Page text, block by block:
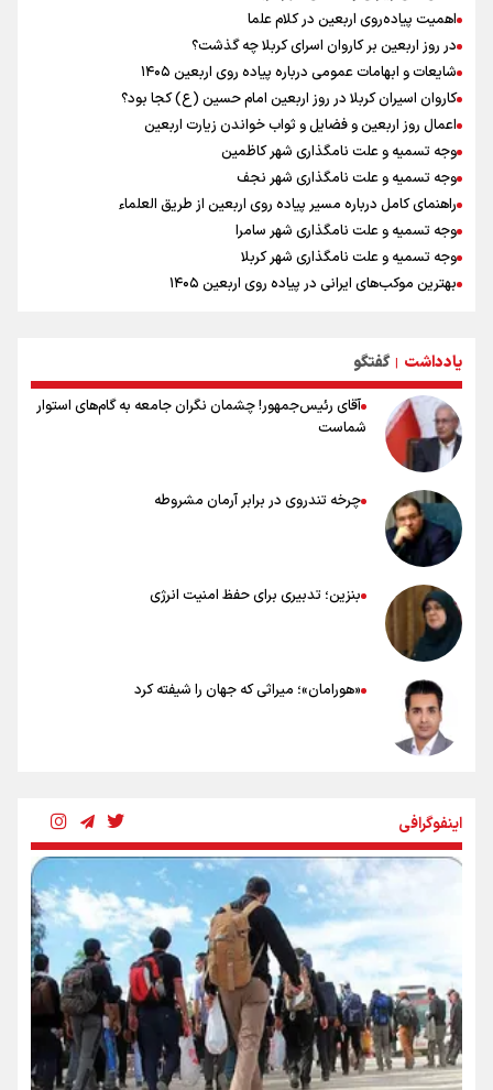
المپیک برسم
ونس: ایرانی‌ها مذاکره‌کنندگان سرسختی هستند
وقتی از وفاق صحبت می‌کنم، منظورم مردم هستند/ مسیر اصلاحات آغاز
شده و متوقف نخواهد شد
اهمیت پیاده‌روی اربعین در کلام علما
در روز اربعین بر کاروان اسرای کربلا چه گذشت؟
شایعات و ابهامات عمومی درباره پیاده روی اربعین ۱۴۰۵
کاروان اسیران کربلا در روز اربعین امام حسین (ع) کجا بود؟
اعمال روز اربعین و فضایل و ثواب خواندن زیارت اربعین
وجه تسمیه و علت نامگذاری شهر کاظمین
وجه تسمیه و علت نامگذاری شهر نجف
راهنمای کامل درباره مسیر پیاده روی اربعین از طریق العلماء
وجه تسمیه و علت نامگذاری شهر سامرا
وجه تسمیه و علت نامگذاری شهر کربلا
بهترین موکب‌های ایرانی در پیاده روی اربعین ۱۴۰۵
۲۰ نکته دوستانه درباره پیاده روی اربعین و عراقی ها
یادداشت | گفتگو
آقای رئیس‌جمهور! چشمان نگران جامعه به گام‌های استوار
شماست
چرخه تندروی در برابر آرمان مشروطه
بنزین؛ تدبیری برای حفظ امنیت انرژی
«هورامان»؛ میراثی که جهان را شیفته کرد
رسانه ملی و حق مردم برای شنیدن صدای رئیس‌جمهوری
روایت ایران از کنار مردم
از طلوع خیابان‌ها تا غروب اشک
اینفوگرافی